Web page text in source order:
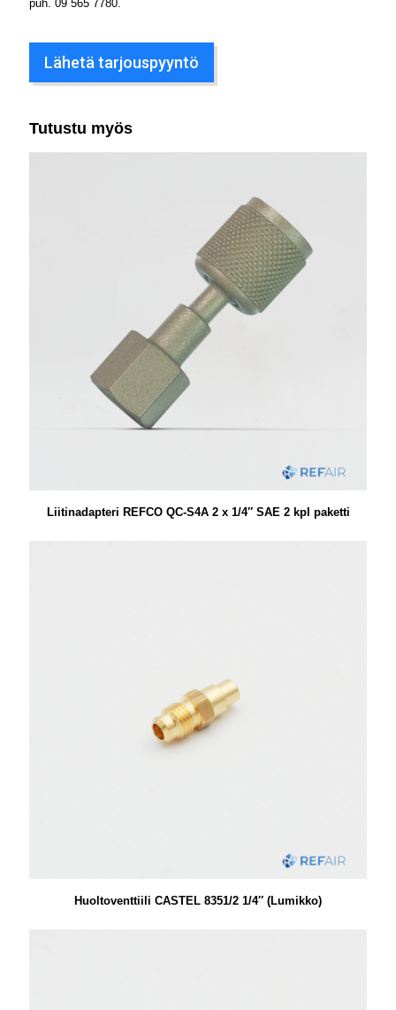
puh. 09 565 7780
Lähetä tarjouspyyntö
Tutustu myös
Liitinadapteri REFCO QC-S4A 2 x 1/4″ SAE 2 kpl paketti
Huoltoventtiili CASTEL 8351/2 1/4″ (Lumikko)